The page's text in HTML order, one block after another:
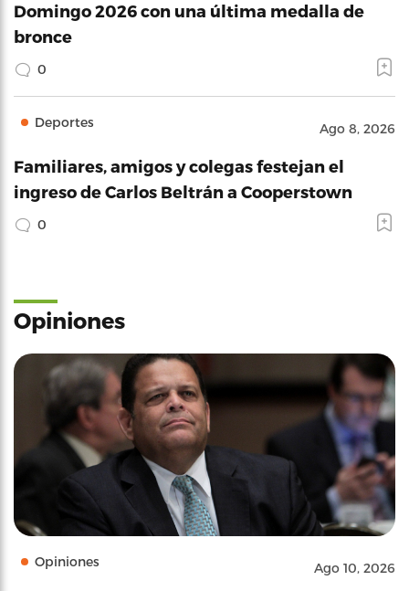
Domingo 2026 con una última medalla de
bronce
0
Deportes Ago 8, 2026
Familiares, amigos y colegas festejan el
ingreso de Carlos Beltrán a Cooperstown
0
Opiniones
Opiniones Ago 10, 2026